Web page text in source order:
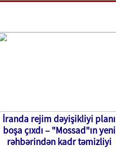
İranda rejim dəyişikliyi planı
boşa çıxdı – "Mossad"ın yeni
rəhbərindən kadr təmizliyi